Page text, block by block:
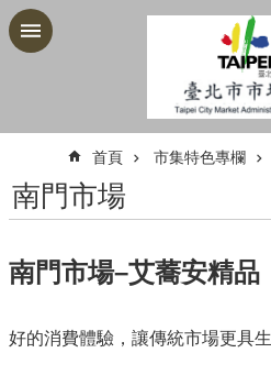
跳到主要內容區塊
首頁 市集特色專欄
南門市場
南門市場–艾蕎安精品
好的消費體驗，讓傳統市場更具